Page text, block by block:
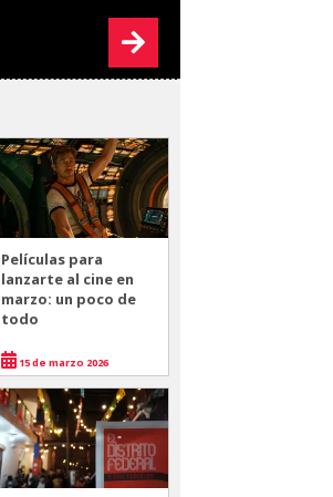
Películas para
lanzarte al cine en
marzo: un poco de
todo
15 de marzo 2026